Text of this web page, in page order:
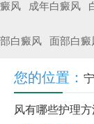
癜风 成年白癜风
部白癜风 面部白癜
您的位置：
风有哪些护理方